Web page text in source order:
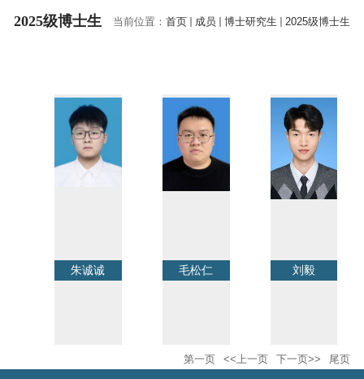
当前位置： 首页 成员 博士研究生 2025级博士生
2025级博士生
朱诚诚 毛松仁 刘毅
第一页 <<上一页 下一页>> 尾页